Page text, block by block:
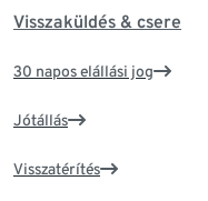
Visszaküldés & csere
30 napos elállási jog
Jótállás
Visszatérítés